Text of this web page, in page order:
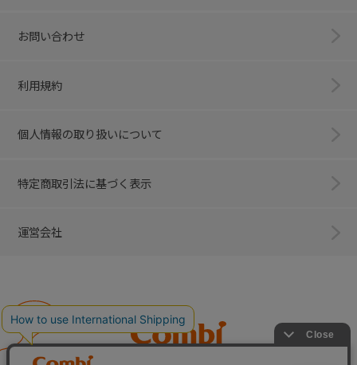
お問い合わせ
利用規約
個人情報の取り扱いについて
特定商取引法に基づく表示
運営会社